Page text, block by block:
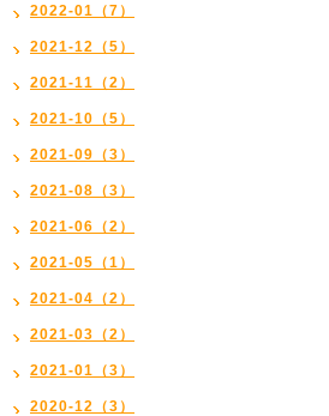
2022-01（7）
2021-12（5）
2021-11（2）
2021-10（5）
2021-09（3）
2021-08（3）
2021-06（2）
2021-05（1）
2021-04（2）
2021-03（2）
2021-01（3）
2020-12（3）